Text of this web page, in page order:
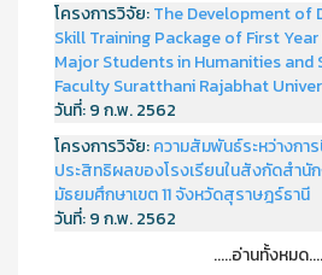
โครงการวิจัย:The Development of
Skill Training Package of First
Major Students in Humanities and
Faculty Suratthani Rajabhat
วันที่:9 ก.พ. 2562
โครงการวิจัย:ความสัมพันธ์ระหว่างกา
ประสิทธิผลของโรงเรียนในสังกัดสำนั
มัธยมศึกษาเขต 11 จังหวัดสุราษฎร์ธานี
วันที่:9 ก.พ. 2562
.....อ่านทั้งหมด